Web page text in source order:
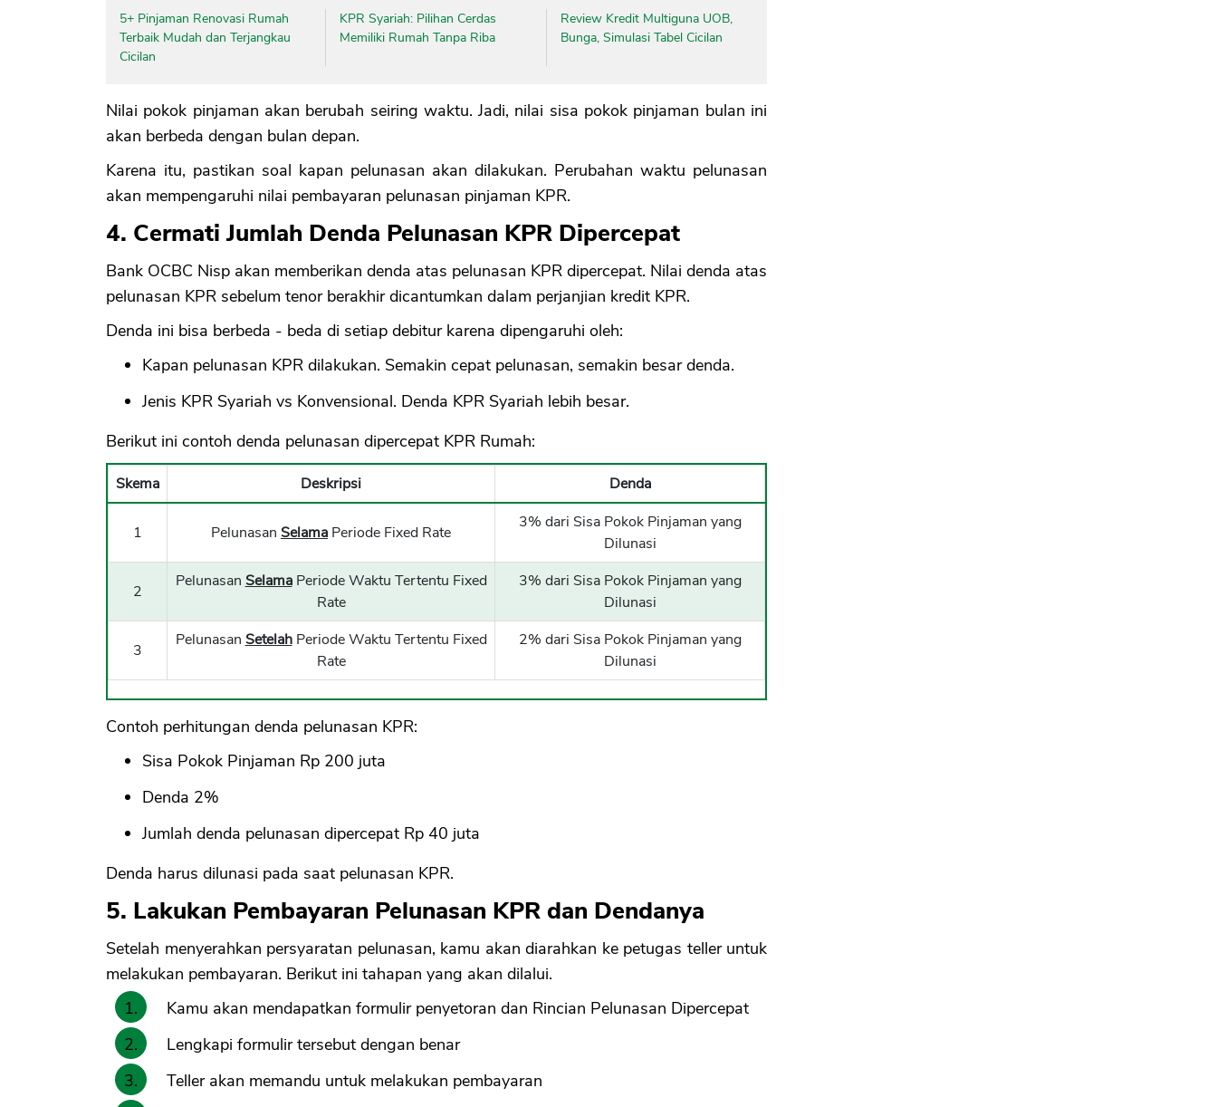
5+ Pinjaman Renovasi Rumah
Terbaik Mudah dan Terjangkau
Cicilan
KPR Syariah: Pilihan Cerdas
Memiliki Rumah Tanpa Riba
Review Kredit Multiguna UOB,
Bunga, Simulasi Tabel Cicilan
Nilai pokok pinjaman akan berubah seiring waktu. Jadi, nilai sisa pokok pinjaman bulan ini
akan berbeda dengan bulan depan.
Karena itu, pastikan soal kapan pelunasan akan dilakukan. Perubahan waktu pelunasan
akan mempengaruhi nilai pembayaran pelunasan pinjaman KPR.
4. Cermati Jumlah Denda Pelunasan KPR Dipercepat
Bank OCBC Nisp akan memberikan denda atas pelunasan KPR dipercepat. Nilai denda atas
pelunasan KPR sebelum tenor berakhir dicantumkan dalam perjanjian kredit KPR.
Denda ini bisa berbeda - beda di setiap debitur karena dipengaruhi oleh:
Kapan pelunasan KPR dilakukan. Semakin cepat pelunasan, semakin besar denda.
Jenis KPR Syariah vs Konvensional. Denda KPR Syariah lebih besar.
Berikut ini contoh denda pelunasan dipercepat KPR Rumah:
Skema Deskripsi Denda
1 Pelunasan Selama Periode Fixed Rate
3% dari Sisa Pokok Pinjaman yang
Dilunasi
2
Pelunasan SelamaPeriode Waktu Tertentu Fixed
Rate
3% dari Sisa Pokok Pinjaman yang
Dilunasi
3
Pelunasan SetelahPeriode Waktu Tertentu Fixed
Rate
2% dari Sisa Pokok Pinjaman yang
Dilunasi
Contoh perhitungan denda pelunasan KPR:
Sisa Pokok Pinjaman Rp 200 juta
Denda 2%
Jumlah denda pelunasan dipercepat Rp 40 juta
Denda harus dilunasi pada saat pelunasan KPR.
5. Lakukan Pembayaran Pelunasan KPR dan Dendanya
Setelah menyerahkan persyaratan pelunasan, kamu akan diarahkan ke petugas teller untuk
melakukan pembayaran. Berikut ini tahapan yang akan dilalui.
Kamu akan mendapatkan formulir penyetoran dan Rincian Pelunasan Dipercepat
Lengkapi formulir tersebut dengan benar
Teller akan memandu untuk melakukan pembayaran